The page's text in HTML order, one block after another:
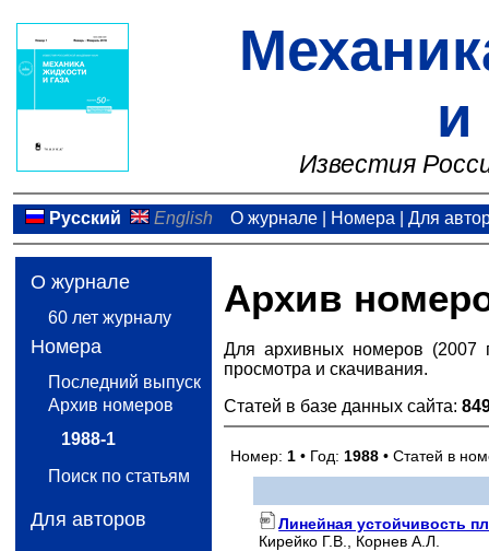
и
Известия
Русский English О журнале| Номера Для
О журнале
60 лет журналу
Номера
Последний выпуск
Архив номеров
1988-1
Поиск по статьям
Для авторов
Архив
Для архивных номеров (2007
просмотра и скачивания.
Статей в базе данных сайта:
Номер: 1 • Год: 1988 • Статей в
Линейная устойчивость
Кирейко Г.В., Корнев А.Л.